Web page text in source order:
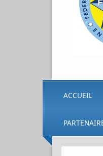
ACCUEIL